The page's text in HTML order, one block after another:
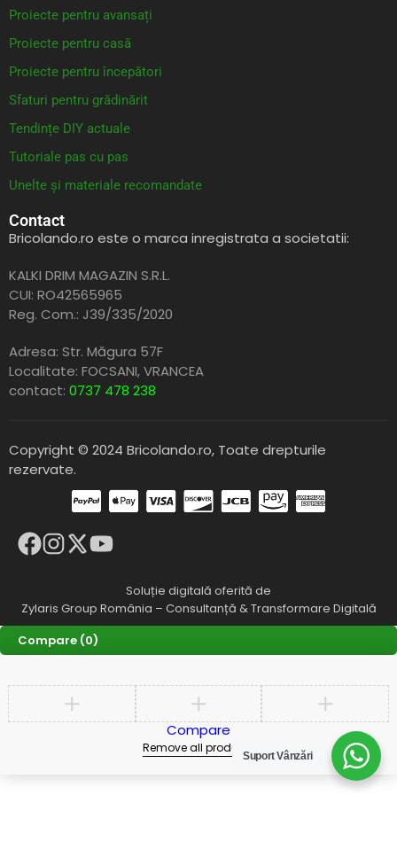
Proiecte pentru avansați
Proiecte pentru casă
Proiecte pentru începători
Sfaturi pentru grădinărit
Tendințe DIY actuale
Tutoriale pas cu pas
Unelte și materiale recomandate
Contact
Bricolando.ro este o marca inregistrata a societatii:
KALKI DRIM MAGAZIN S.R.L.
CUI: RO42565965
Reg. Com.: J39/335/2020
Adresa: Str. Măgura 57F
Localitate: FOCSANI,VRANCEA
contact: 0737 478 238
Copyright © 2024 Bricolando.ro, Toate drepturile
rezervate.
Soluție digitală oferită de
Zylaris Group România – Consultanță & Transformare Digitală
Suport Vânzări
Compare (0)
Compare
Remove all products